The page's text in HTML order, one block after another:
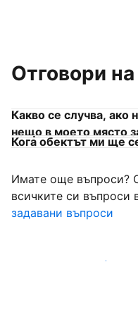
Отговори
Какво се случва, ако
нещо в моето място
Кога обектът ми ще
Имате още въпроси?
всичките си въпроси
задавани въпроси
Започнете да